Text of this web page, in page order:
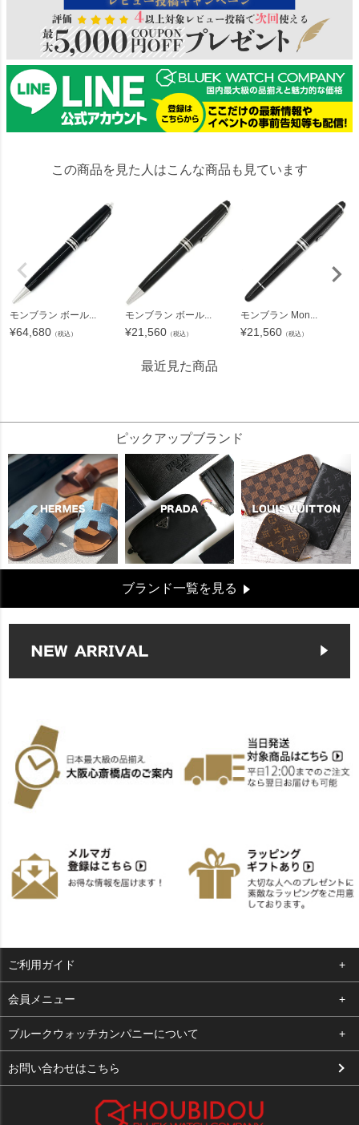
この商品を見た人はこんな商品も見ています
モンブラン ボール...
¥64,680 （税込）
モンブラン ボール...
¥21,560 （税込）
モンブラン Mon...
¥21,560 （税込）
最近見た商品
ピックアップブランド
ブランド一覧を見る
ご利用ガイド
よくある質問
支払い・送料
お客様の声
会員メニュー
ログイン
お気に入り
ブルークウォッチカンパニーについて
会社概要
お問い合わせはこちら